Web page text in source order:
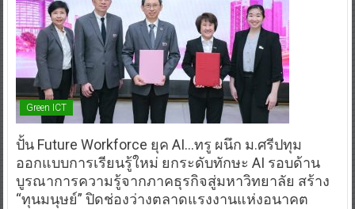
Green ICT
ปั้น Future Workforce ยุค AI…ทรู ผนึก ม.ศรีปทุม
ออกแบบการเรียนรู้ใหม่ ยกระดับทักษะ AI รอบด้าน
บูรณาการความรู้จากภาคธุรกิจสู่มหาวิทยาลัย สร้าง
“ทุนมนุษย์” ปิดช่องว่างตลาดแรงงานแห่งอนาคต